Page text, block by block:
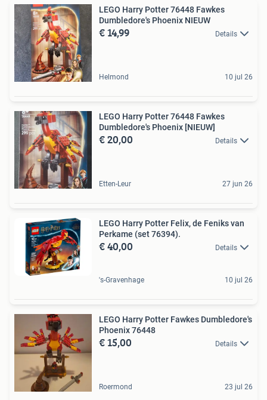
LEGO Harry Potter 76448 Fawkes
Dumbledore's Phoenix NIEUW
€ 14,99 Details
Helmond 10 jul 26
LEGO Harry Potter 76448 Fawkes
Dumbledore's Phoenix [NIEUW]
€ 20,00 Details
Etten-Leur 27 jun 26
LEGO Harry Potter Felix, de Feniks van
Perkame (set 76394).
€ 40,00 Details
's-Gravenhage 10 jul 26
LEGO Harry Potter Fawkes Dumbledore's
Phoenix 76448
€ 15,00 Details
Roermond 23 jul 26